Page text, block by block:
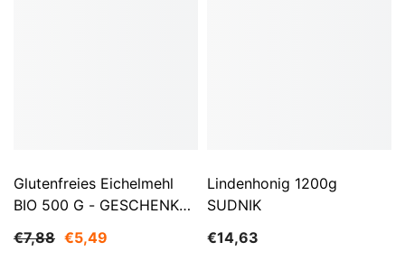
Glutenfreies Eichelmehl
BIO 500 G - GESCHENKE
€7,88 €5,49
Lindenhonig 1200g
SUDNIK
€14,63